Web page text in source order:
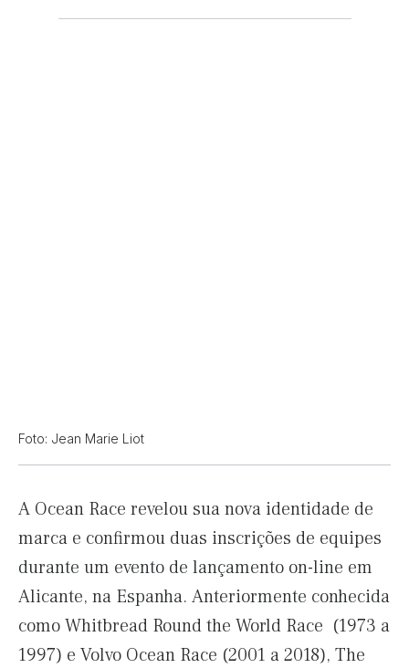
Foto: Jean Marie Liot
A Ocean Race revelou sua nova identidade de
marca e confirmou duas inscrições de equipes
durante um evento de lançamento on-line em
Alicante, na Espanha. Anteriormente conhecida
como Whitbread Round the World Race (1973 a
1997) e Volvo Ocean Race (2001 a 2018), The